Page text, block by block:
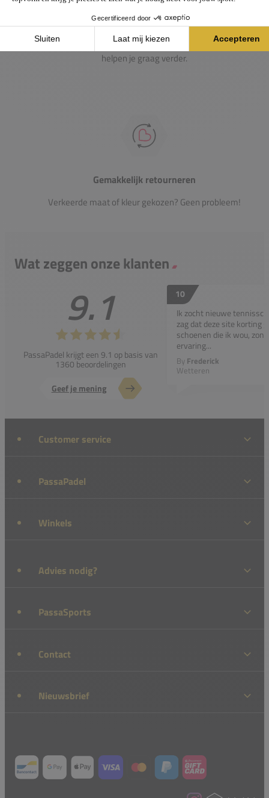
Passie voor de sport
Heb je vragen over onze producten? Onze specialisten
helpen je graag verder.
Gemakkelijk retourneren
Verkeerde maat of kleur gekozen? Geen probleem!
Wat zeggen onze klanten
9.1
PassaPadel krijgt een 9.1 op basis van
1360 beoordelingen
Geef je mening
10
Ik zocht nieuwe
zag dat deze site korting
schoenen die ik wou,
ervaring...
By Frederick
Wetteren
Customer service
PassaPadel
Winkels
Advies nodig?
PassaSports
Contact
Nieuwsbrief